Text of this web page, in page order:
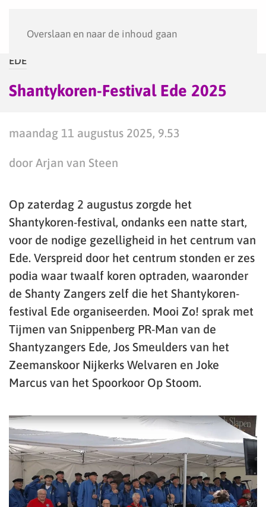
Overslaan en naar de inhoud gaan
EDE
Shantykoren-Festival Ede 2025
maandag 11 augustus 2025, 9.53
door Arjan van Steen
Op zaterdag 2 augustus zorgde het
Shantykoren-festival, ondanks een natte start,
voor de nodige gezelligheid in het centrum van
Ede. Verspreid door het centrum stonden er zes
podia waar twaalf koren optraden, waaronder
de Shanty Zangers zelf die het Shantykoren-
festival Ede organiseerden. Mooi Zo! sprak met
Tijmen van Snippenberg PR-Man van de
Shantyzangers Ede, Jos Smeulders van het
Zeemanskoor Nijkerks Welvaren en Joke
Marcus van het Spoorkoor Op Stoom.